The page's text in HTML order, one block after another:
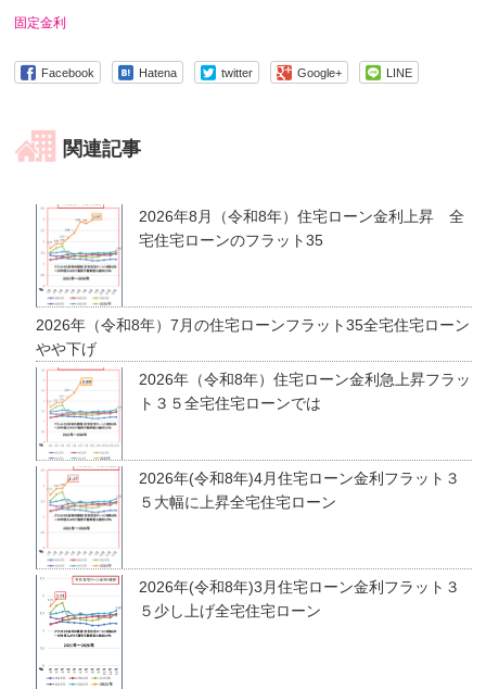
固定金利
Facebook Hatena twitter Google+ LINE
関連記事
2026年8月（令和8年）住宅ローン金利上昇 全
宅住宅ローンのフラット35
2026年（令和8年）7月の住宅ローンフラット35全宅住宅ローン
やや下げ
2026年（令和8年）住宅ローン金利急上昇フラッ
ト３５全宅住宅ローンでは
2026年(令和8年)4月住宅ローン金利フラット３
５大幅に上昇全宅住宅ローン
2026年(令和8年)3月住宅ローン金利フラット３
５少し上げ全宅住宅ローン